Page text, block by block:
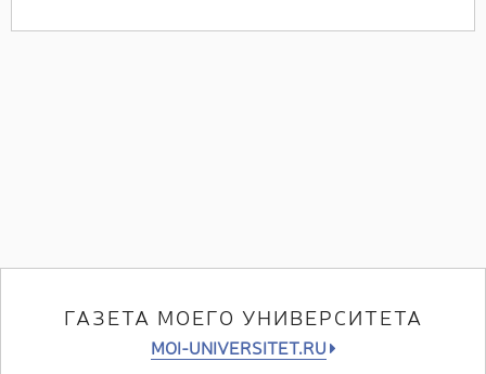
ГАЗЕТА МОЕГО УНИВЕРСИТЕТА
MOI-UNIVERSITET.RU